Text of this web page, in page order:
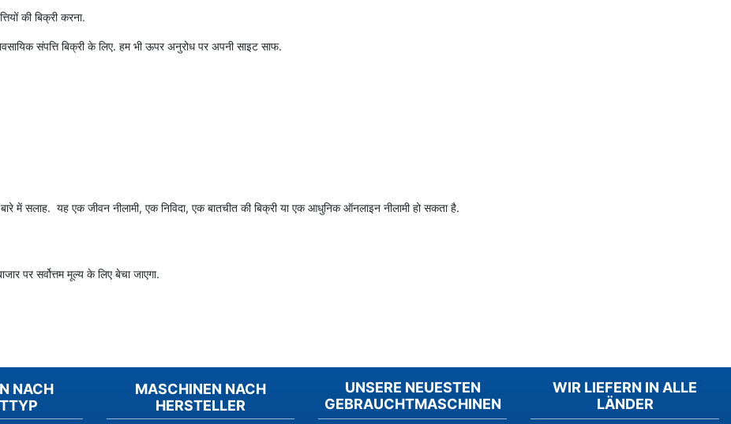
की बिक्री करना.
संपत्ति बिक्री के लिए. हम भी ऊपर अनुरोध पर अपनी साइट साफ.
में सलाह. यह एक जीवन नीलामी, एक निविदा, एक बातचीत की बिक्री या एक आधुनिक ऑनलाइन नीलामी हो सकता है.
पर सर्वोत्तम मूल्य के लिए बेचा जाएगा.
UNSERE NEUESTEN
GEBRAUCHTMASCHINEN
NACH
MASCHINEN NACH
HERSTELLER
WIR LIEFERN IN ALLE
LÄNDER